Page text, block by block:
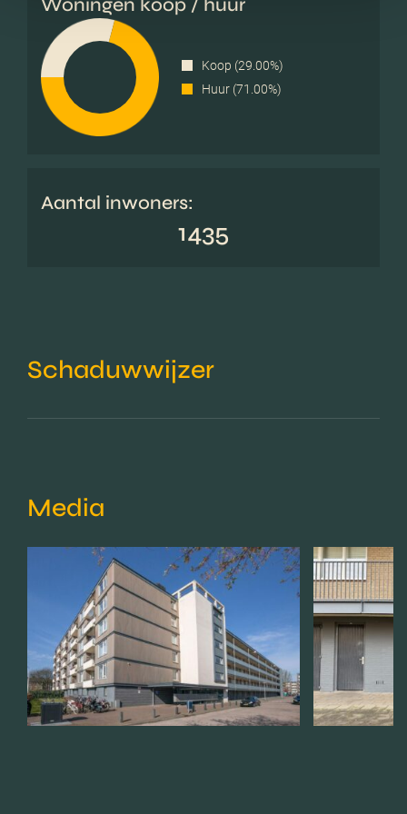
Woningen koop / huur
Koop (29.00%)
Huur (71.00%)
Aantal inwoners:
1435
Schaduwwijzer
Media